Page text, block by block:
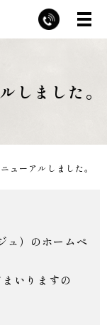
しました。
ューアルしました。
）のホームペ
いりますの